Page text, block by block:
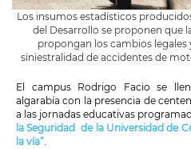
Los insumos estadísticos
del Desarrollo se proponen que
propongan los cambios
siniestralidad de accidentes de
El campus Rodrigo Facio se
algarabía con la presencia de
a las jornadas educativas
la Seguridad de la Universidad de
la vía”.